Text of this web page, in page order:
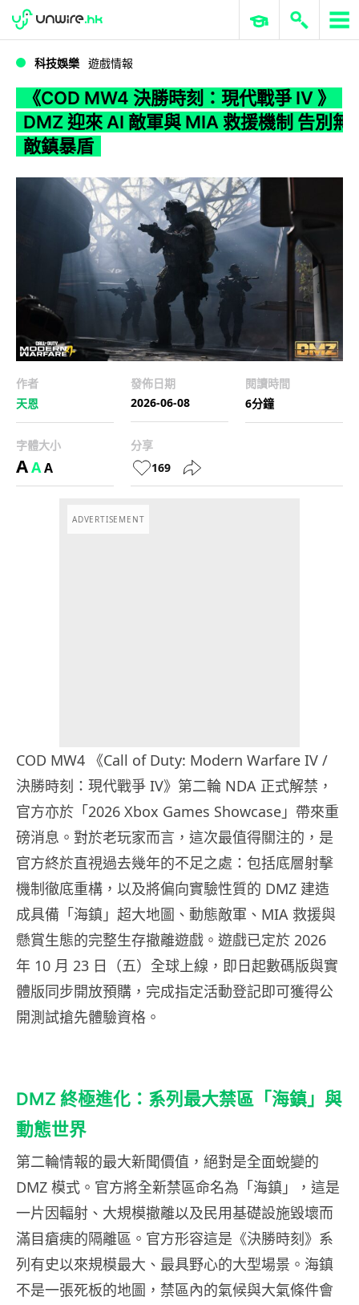
WWDC 2026 ERP 與商業 AI
科技娛樂 遊戲情報
《COD MW4 決勝時刻：現代戰爭 IV 》
DMZ 迎來 AI 敵軍與 MIA 救援機制 告別無
敵鎮暴盾
作者
天恩
發佈日期
2026-06-08
閱讀時間
6分鐘
字體大小
AAA
分享
169
ADVERTISEMENT
COD MW4 《Call of Duty: Modern Warfare IV /
決勝時刻：現代戰爭 IV》第二輪 NDA 正式解禁，
官方亦於「2026 Xbox Games Showcase」帶來重
磅消息。對於老玩家而言，這次最值得關注的，是
官方終於直視過去幾年的不足之處：包括底層射擊
機制徹底重構，以及將偏向實驗性質的 DMZ 建造
成具備「海鎮」超大地圖、動態敵軍、MIA 救援與
懸賞生態的完整生存撤離遊戲。遊戲已定於 2026
年 10 月 23 日（五）全球上線，即日起數碼版與實
體版同步開放預購，完成指定活動登記即可獲得公
開測試搶先體驗資格。
DMZ 終極進化：系列最大禁區「海鎮」與
動態世界
第二輪情報的最大新聞價值，絕對是全面蛻變的
DMZ 模式。官方將全新禁區命名為「海鎮」，這是
一片因輻射、大規模撤離以及民用基礎設施毀壞而
滿目瘡痍的隔離區。官方形容這是《決勝時刻》系
列有史以來規模最大、最具野心的大型場景。海鎮
不是一張死板的地圖，禁區內的氣候與大氣條件會